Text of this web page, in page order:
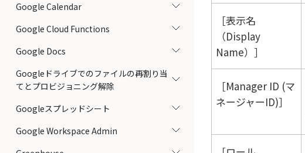
Google Calendar
Google Cloud Functions
Google Docs
Googleドライブでのファイルの再割り当
てとプロビジョニング解除
Googleスプレッドシート
Google Workspace Admin
表示名
（Display
Name）
Manager ID (マ
ネージャーID)